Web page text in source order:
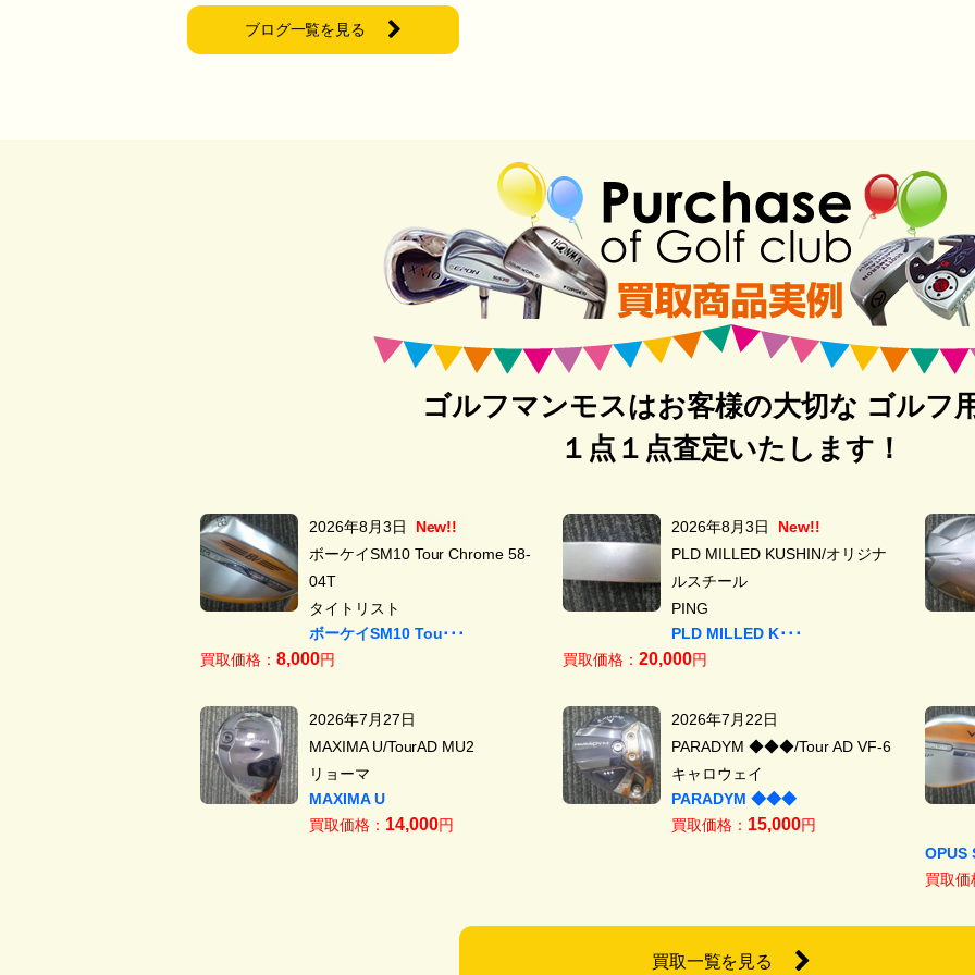
ブログ一覧を見る
ゴルフマンモスはお客様の大切な ゴルフ
１点１点査定いたします！
2026年8月3日
New!!
ボーケイSM10 Tour Chrome 58-
04T
タイトリスト
ボーケイSM10 Tou･･･
買取価格： 8,000円
2026年8月3日
New!!
PLD MILLED KUSHIN/オリジナ
ルスチール
PING
PLD MILLED K･･･
買取価格： 20,000円
2026年7月27日
MAXIMA U/TourAD MU2
リョーマ
MAXIMA U
買取価格： 14,000円
2026年7月22日
PARADYM ◆◆◆/Tour AD VF-6
キャロウェイ
PARADYM ◆◆◆
買取価格： 15,000円
OPUS
買取価
買取一覧を見る